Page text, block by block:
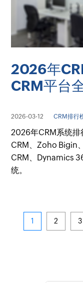
2026年
CRM平台
2026-03-12 CRM排行
2026年CRM系统
CRM、Zoho Bigin
CRM、Dynamics
统。
1 2 3